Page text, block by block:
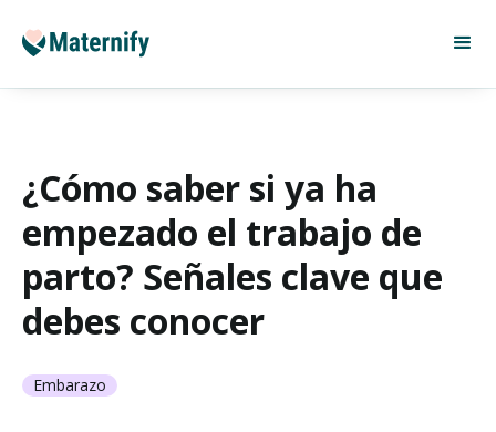
¿Cómo saber si ya ha
empezado el trabajo de
parto? Señales clave que
debes conocer
Embarazo